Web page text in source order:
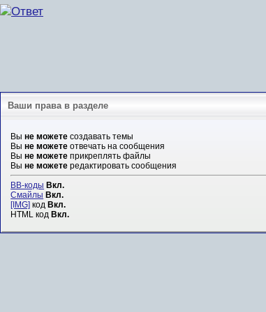
Ваши права в разделе
Выне можете создавать темы
Выне можете отвечать на сообщения
Выне можете прикреплять файлы
Выне можете редактировать сообщения
BB-коды Вкл.
Смайлы Вкл.
[IMG] код Вкл.
HTML код Вкл.